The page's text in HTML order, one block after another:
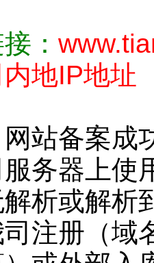
：
地IP地址
站备案成
务器上使
析或解析
注册（域